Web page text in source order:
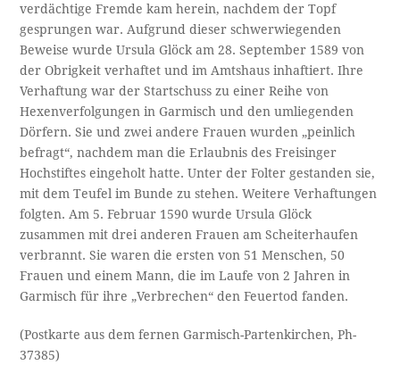
verdächtige Fremde kam herein, nachdem der Topf
gesprungen war. Aufgrund dieser schwerwiegenden
Beweise wurde Ursula Glöck am 28. September 1589 von
der Obrigkeit verhaftet und im Amtshaus inhaftiert. Ihre
Verhaftung war der Startschuss zu einer Reihe von
Hexenverfolgungen in Garmisch und den umliegenden
Dörfern. Sie und zwei andere Frauen wurden „peinlich
befragt“, nachdem man die Erlaubnis des Freisinger
Hochstiftes eingeholt hatte. Unter der Folter gestanden sie,
mit dem Teufel im Bunde zu stehen. Weitere Verhaftungen
folgten. Am 5. Februar 1590 wurde Ursula Glöck
zusammen mit drei anderen Frauen am Scheiterhaufen
verbrannt. Sie waren die ersten von 51 Menschen, 50
Frauen und einem Mann, die im Laufe von 2 Jahren in
Garmisch für ihre „Verbrechen“ den Feuertod fanden.
(Postkarte aus dem fernen Garmisch-Partenkirchen, Ph-
37385)